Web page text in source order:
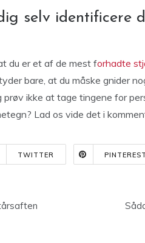
selv identificere
du er et af de mest forhadte
bare, at du måske gnider
ikke at tage tingene for
Lad os vide det i
TWITTER PINTEREST